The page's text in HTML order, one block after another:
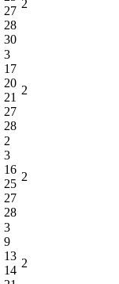
27
28
30
2
3
17
20
21
27
28
2
2
3
16
25
27
28
2
3
9
13
14
2